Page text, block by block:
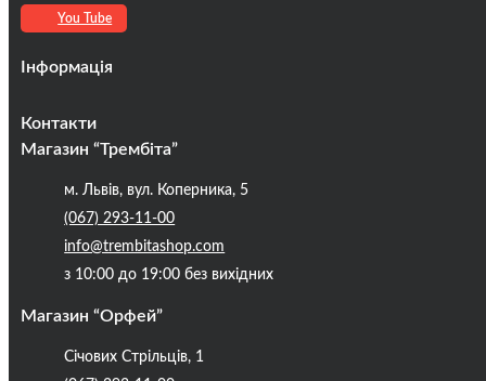
You Tube
Інформація
Контакти
Публічна оферта
Бренди
Блог
Контакти
Магазин “Трембіта”
м. Львів, вул. Коперника, 5
(067) 293-11-00
info@trembitashop.com
з 10:00 до 19:00 без вихідних
Магазин “Орфей”
Січових Стрільців, 1